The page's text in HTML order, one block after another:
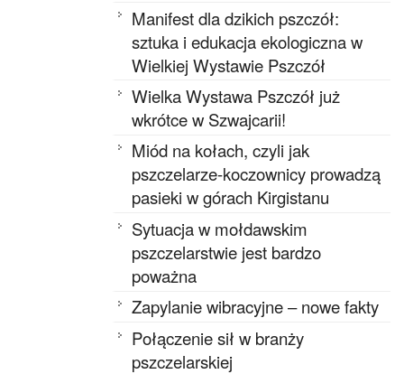
Manifest dla dzikich pszczół:
sztuka i edukacja ekologiczna w
Wielkiej Wystawie Pszczół
Wielka Wystawa Pszczół już
wkrótce w Szwajcarii!
Miód na kołach, czyli jak
pszczelarze-koczownicy prowadzą
pasieki w górach Kirgistanu
Sytuacja w mołdawskim
pszczelarstwie jest bardzo
poważna
Zapylanie wibracyjne – nowe fakty
Połączenie sił w branży
pszczelarskiej